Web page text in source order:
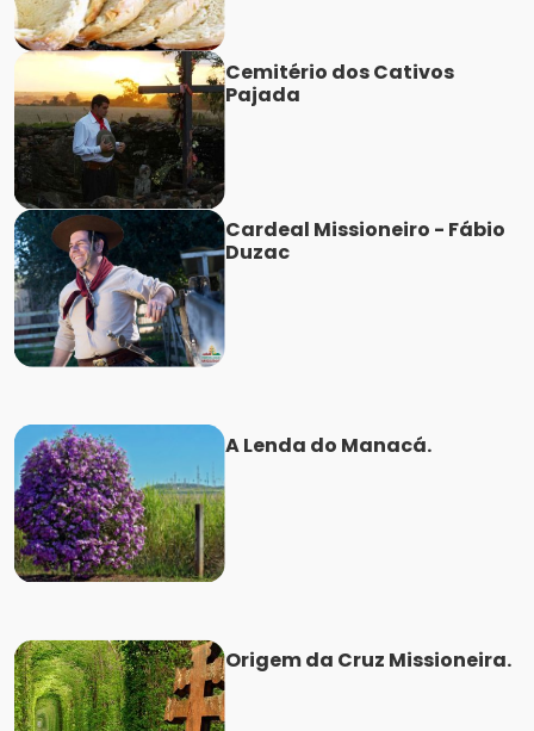
Cemitério dos Cativos
Pajada
Cardeal Missioneiro - Fábio
Duzac
A Lenda do Manacá.
Origem da Cruz Missioneira.